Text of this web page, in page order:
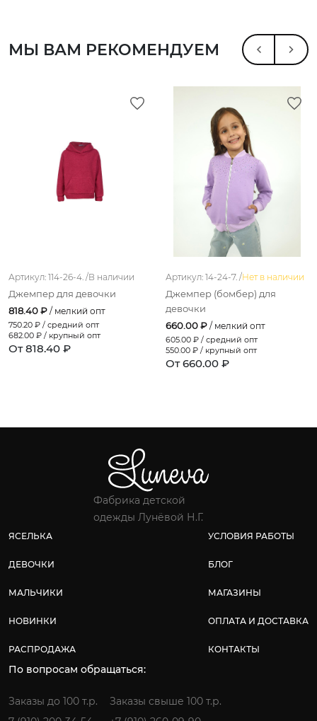
МЫ ВАМ РЕКОМЕНДУЕМ
Артикул: 114-26-4. /В наличии
Джемпер для девочки
818.40 ₽ / мелкий опт
750.20 ₽ / средний опт
682.00 ₽ / крупный опт
От 818.40 ₽
Артикул: 14-24-7. /Нет в наличии
Джемпер (бомбер) для
девочки
660.00 ₽ / мелкий опт
605.00 ₽ / средний опт
550.00 ₽ / крупный опт
От 660.00 ₽
Фабрика детской
одежды Лунёвой Н.Г.
ЯСЕЛЬКА
ДЕВОЧКИ
МАЛЬЧИКИ
НОВИНКИ
РАСПРОДАЖА
УСЛОВИЯ РАБОТЫ
БЛОГ
МАГАЗИНЫ
ОПЛАТА И ДОСТАВКА
КОНТАКТЫ
По вопросам обращаться:
Заказы до 100 т.р.
Заказы свыше 100 т.р.